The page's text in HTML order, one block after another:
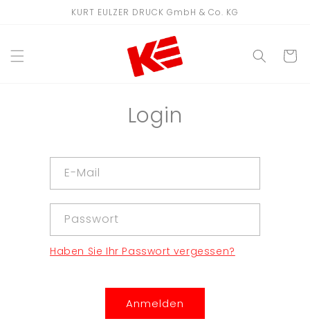
KURT EULZER DRUCK GmbH & Co. KG
Login
E-Mail
Passwort
Haben Sie Ihr Passwort vergessen?
Anmelden